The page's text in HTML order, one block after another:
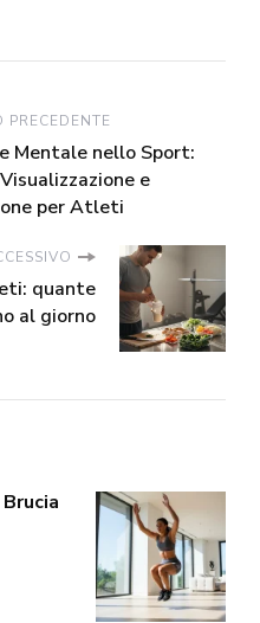
PRECEDENTE
Mentale nello Sport:
e
per Atleti
quante
al giorno